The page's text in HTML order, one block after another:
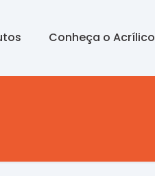
Conheça o Acrílico